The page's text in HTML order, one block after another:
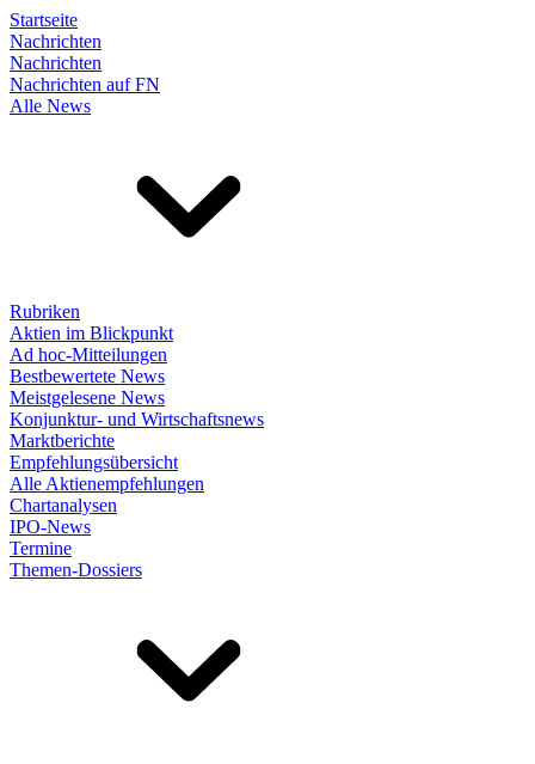
Startseite
Nachrichten
Nachrichten
Nachrichten auf FN
Alle News
Rubriken
Aktien im Blickpunkt
Ad hoc-Mitteilungen
Bestbewertete News
Meistgelesene News
Konjunktur- und Wirtschaftsnews
Marktberichte
Empfehlungsübersicht
Alle Aktienempfehlungen
Chartanalysen
IPO-News
Termine
Themen-Dossiers